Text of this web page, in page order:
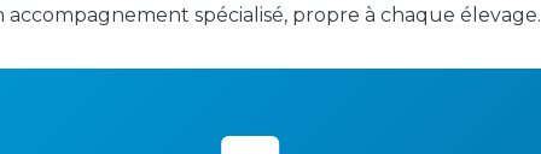
accompagnement spécialisé, propre à chaque élevage.